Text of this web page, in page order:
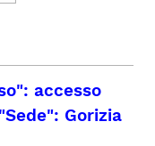
accesso
"Sede": Gorizia